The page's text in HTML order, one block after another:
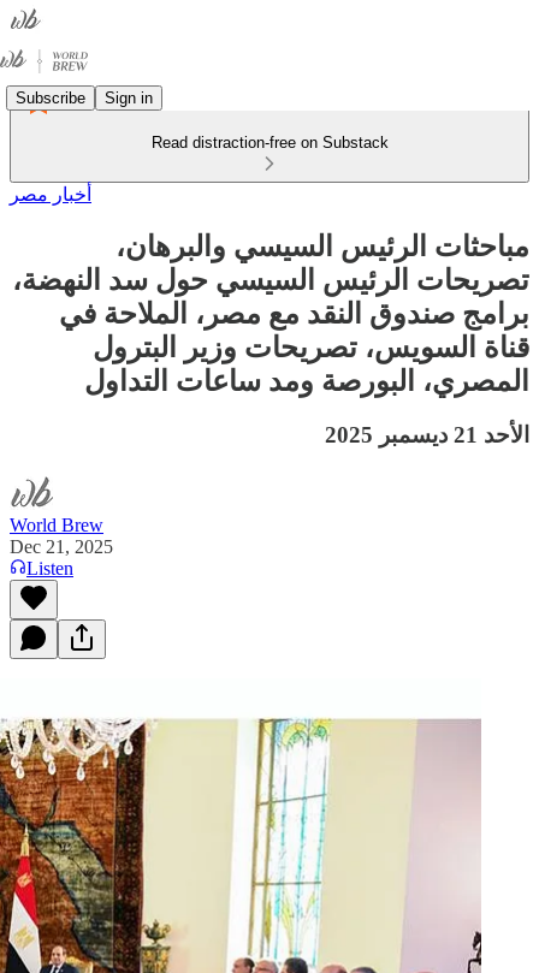
Subscribe Sign in
Read distraction-free on Substack
أخبار مصر
مباحثات الرئيس السيسي والبرهان،
تصريحات الرئيس السيسي حول سد النهضة،
برامج صندوق النقد مع مصر، الملاحة في
قناة السويس، تصريحات وزير البترول
المصري، البورصة ومد ساعات التداول
الأحد 21 ديسمبر 2025
World Brew
Dec 21, 2025
Listen